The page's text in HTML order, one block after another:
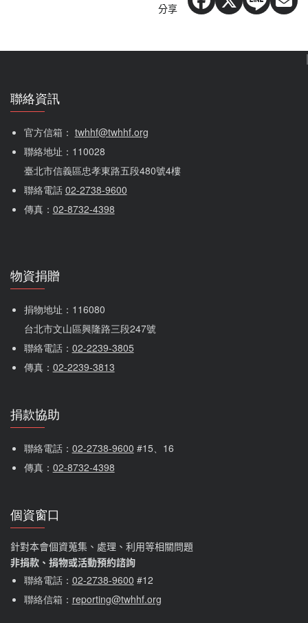
分享
聯絡資訊
官方信箱： twhhf@twhhf.org
聯絡地址：110028
臺北市信義區忠孝東路五段480號4樓
聯絡電話 02-2738-9600
傳真： 02-8732-4398
物資捐贈
捐物地址：116080
台北市文山區興隆路三段247號
聯絡電話： 02-2239-3805
傳真： 02-2239-3813
捐款協助
聯絡電話： 02-2738-9600 #15、16
傳真： 02-8732-4398
個資窗口
針對本會個資蒐集、處理、利用等相關問題
非捐款、捐物或活動預約諮詢
聯絡電話： 02-2738-9600 #12
聯絡信箱： reporting@twhhf.org